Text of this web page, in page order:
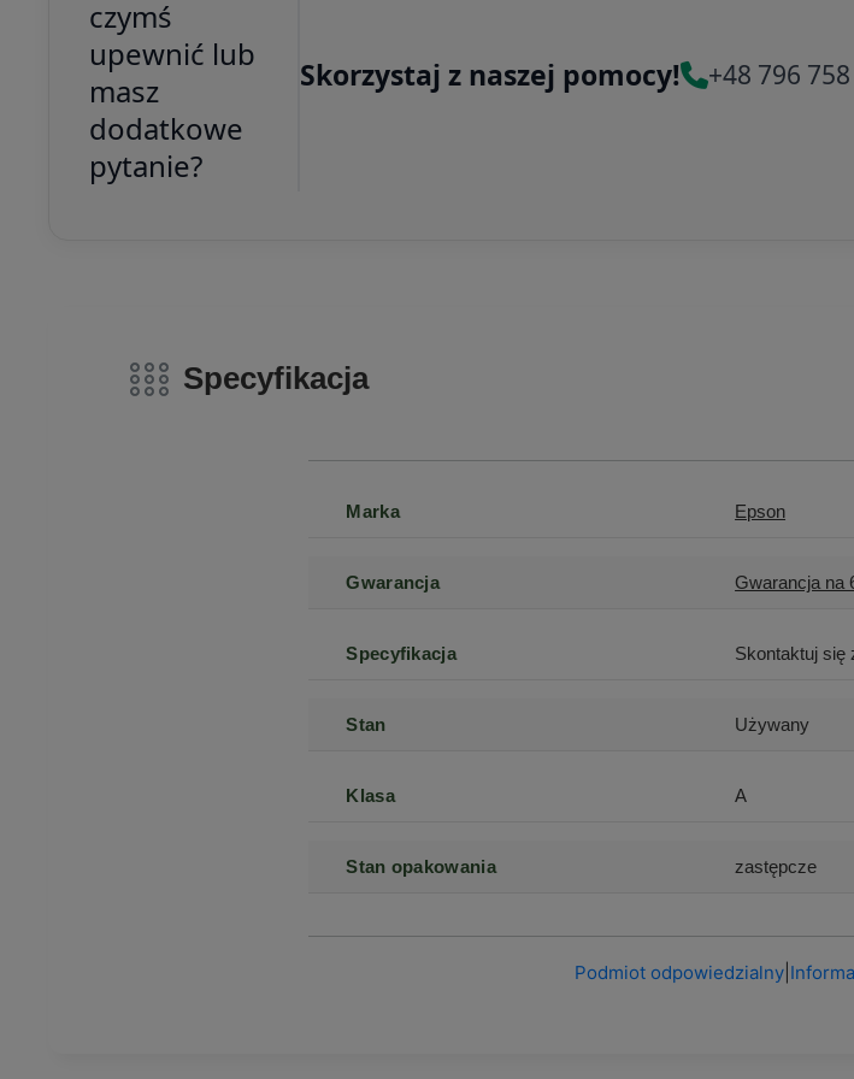
czymś
upewnić lub
masz
dodatkowe
pytanie?
Skorzystaj z naszej pomocy! +48 796
Specyfikacja
Marka Epson
Gwarancja Gwarancja na
Specyfikacja Skontaktuj się
Stan Używany
Klasa A
Stan opakowania zastępcze
Podmiot odpowiedzialny|